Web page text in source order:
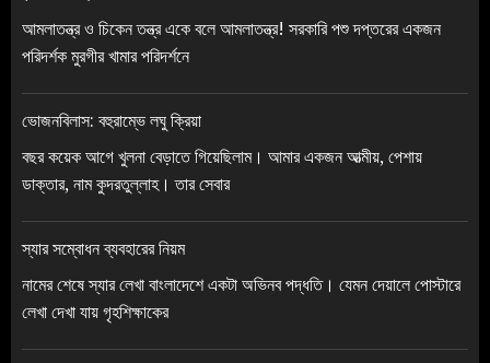
আমলাতন্ত্র ও চিকেন তন্ত্র একে বলে আমলাতন্ত্র! সরকারি পশু দপ্তরের একজন
পরিদর্শক মুরগীর খামার পরিদর্শনে
ভোজনবিলাস: বহুরাম্ভে লঘু ক্রিয়া
বছর কয়েক আগে খুলনা বেড়াতে গিয়েছিলাম। আমার একজন আত্মীয়, পেশায়
ডাক্তার, নাম কুদরতুল্লাহ। তার সেবার
স্যার সম্বোধন ব্যবহারের নিয়ম
নামের শেষে স্যার লেখা বাংলাদেশে একটা অভিনব পদ্ধতি। যেমন দেয়ালে পোস্টারে
লেখা দেখা যায় গৃহশিক্ষাকের